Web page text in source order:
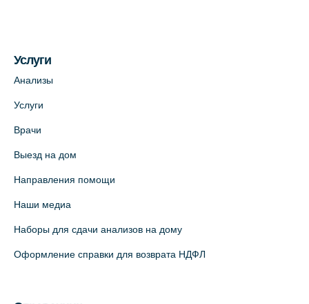
Медицинский центр на пр. Просвещения,
12к2 (официальный партнер)
Медицинский центр "Доктор Семейный"
(официальный партнер),
+7 (812) 664-55-80
На карте
Услуги
Анализы
Услуги
Врачи
Выезд на дом
Направления помощи
Наши медиа
Наборы для сдачи анализов на дому
Оформление справки для возврата НДФЛ